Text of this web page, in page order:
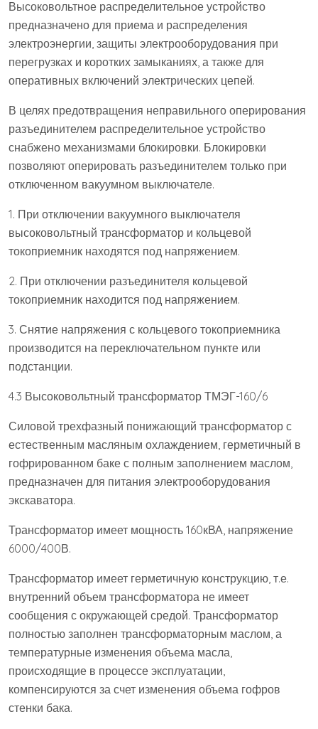
Высоковольтное распределительное устройство
предназначено для приема и распределения
электроэнергии, защиты электрооборудования при
перегрузках и коротких замыканиях, а также для
оперативных включений электрических цепей.
В целях предотвращения неправильного оперирования
разъединителем распределительное устройство
снабжено механизмами блокировки. Блокировки
позволяют оперировать разъединителем только при
отключенном вакуумном выключателе.
1. При отключении вакуумного выключателя
высоковольтный трансформатор и кольцевой
токоприемник находятся под напряжением.
2. При отключении разъединителя кольцевой
токоприемник находится под напряжением.
3. Снятие напряжения с кольцевого токоприемника
производится на переключательном пункте или
подстанции.
4.3 Высоковольтный трансформатор ТМЭГ-160/6
Силовой трехфазный понижающий трансформатор с
естественным масляным охлаждением, герметичный в
гофрированном баке с полным заполнением маслом,
предназначен для питания электрооборудования
экскаватора.
Трансформатор имеет мощность 160кВА, напряжение
6000/400В.
Трансформатор имеет герметичную конструкцию, т.е.
внутренний объем трансформатора не имеет
сообщения с окружающей средой. Трансформатор
полностью заполнен трансформаторным маслом, а
температурные изменения объема масла,
происходящие в процессе эксплуатации,
компенсируются за счет изменения объема гофров
стенки бака.